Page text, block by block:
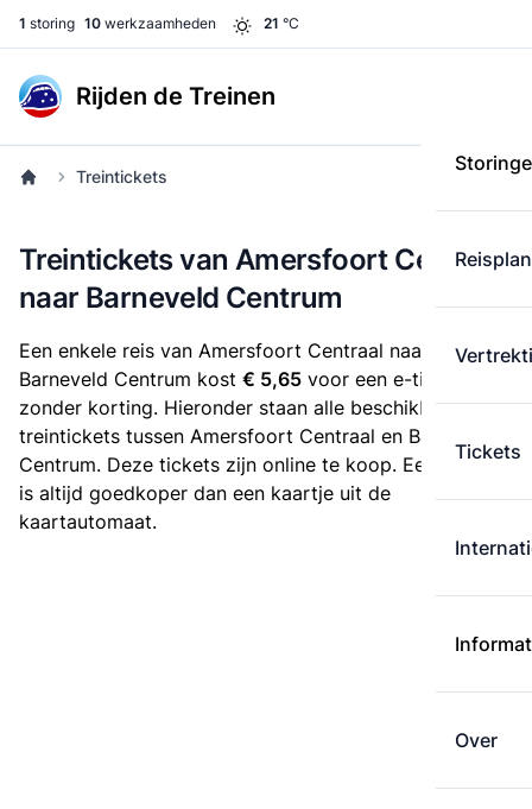
1 storing 10 werkzaamheden 21 °C
Rijden de Treinen
Tickets
Over
Treintickets
Treintickets van Amersfoort Centraal
naar Barneveld Centrum
Een enkele reis van Amersfoort Centraal naar
Barneveld Centrum kost € 5,65 voor een e-ticket
zonder korting. Hieronder staan alle beschikbare
treintickets tussen Amersfoort Centraal en Barneveld
Centrum. Deze tickets zijn online te koop. Een e-ticket
is altijd goedkoper dan een kaartje uit de
kaartautomaat.